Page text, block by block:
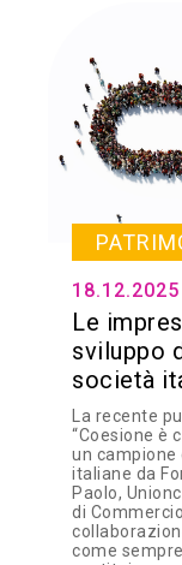
18.12.2025
Le
sviluppo
società
La recente
“Coesione è
un campione
italiane da
Paolo,
di
come